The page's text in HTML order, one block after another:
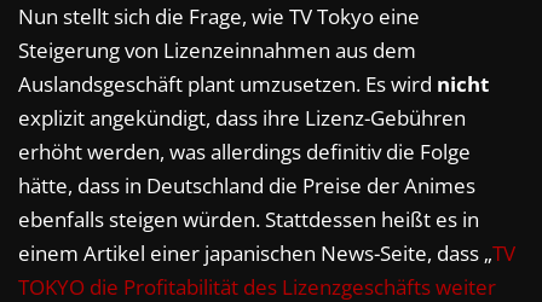
Nun stellt sich die Frage, wie TV Tokyo eine
Steigerung von Lizenzeinnahmen aus dem
Auslandsgeschäft plant umzusetzen. Es wird nicht
explizit angekündigt, dass ihre Lizenz-Gebühren
erhöht werden, was allerdings definitiv die Folge
hätte, dass in Deutschland die Preise der Animes
ebenfalls steigen würden. Stattdessen heißt es in
einem Artikel einer japanischen News-Seite, dass „TV
TOKYO die Profitabilität des Lizenzgeschäfts weiter